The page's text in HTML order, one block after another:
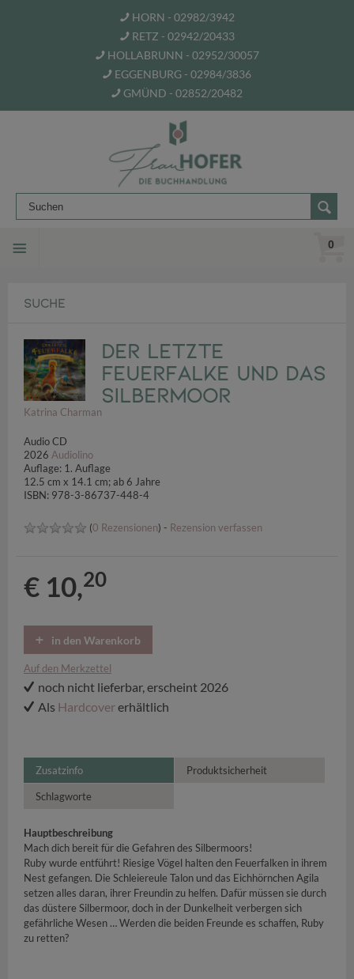
HORN - 02982/3942
RETZ - 02942/20433
HOLLABRUNN - 02952/30057
EGGENBURG - 02984/3836
GMÜND - 02852/20482
0
SUCHE
Der letzte
Feuerfalke und das
Silbermoor
Katrina Charman
Audio CD
2026 Audiolino
Auflage: 1. Auflage
12.5 cm x 14.1 cm; ab 6 Jahre
ISBN: 978-3-86737-448-4
(0 Rezensionen) - Rezension verfassen
€ 10,20
in den Warenkorb
Auf den Merkzettel
noch nicht lieferbar, erscheint 2026
Als Hardcovererhältlich
Zusatzinfo Produktsicherheit
Schlagworte
Hauptbeschreibung
Mach dich bereit für die Gefahren des Silbermoors!
Ruby wurde entführt! Riesige Vögel halten den Feuerfalken in ihrem
Nest gefangen. Die Schleiereule Talon und das Eichhörnchen Agila
setzen alles daran, ihrer Freundin zu helfen. Dafür müssen sie durch
das düstere Silbermoor, doch in der Dunkelheit verbergen sich
gefährliche Wesen … Werden die beiden Freunde es schaffen, Ruby
zu retten?